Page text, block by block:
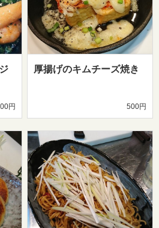
円
厚揚げのキムチーズ焼き
500円